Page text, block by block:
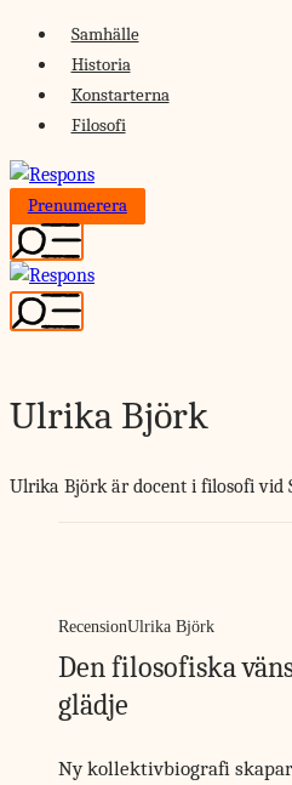
Skip
content
Samhälle
Historia
Konstarterna
Filosofi
Prenumerera
Ulrika Björk
Ulrika Björk är docent i filosofi vid
RecensionUlrika Björk
Den filosofiska
glädje
Ny kollektivbiografi